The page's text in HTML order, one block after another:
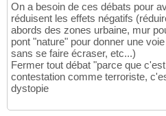
On a besoin de ces débats pour
réduisent les effets négatifs
abords des zones urbaine, mur
pont "nature" pour donner une
sans se faire écraser, etc...)
Fermer tout débat "parce que
contestation comme terroriste,
dystopie